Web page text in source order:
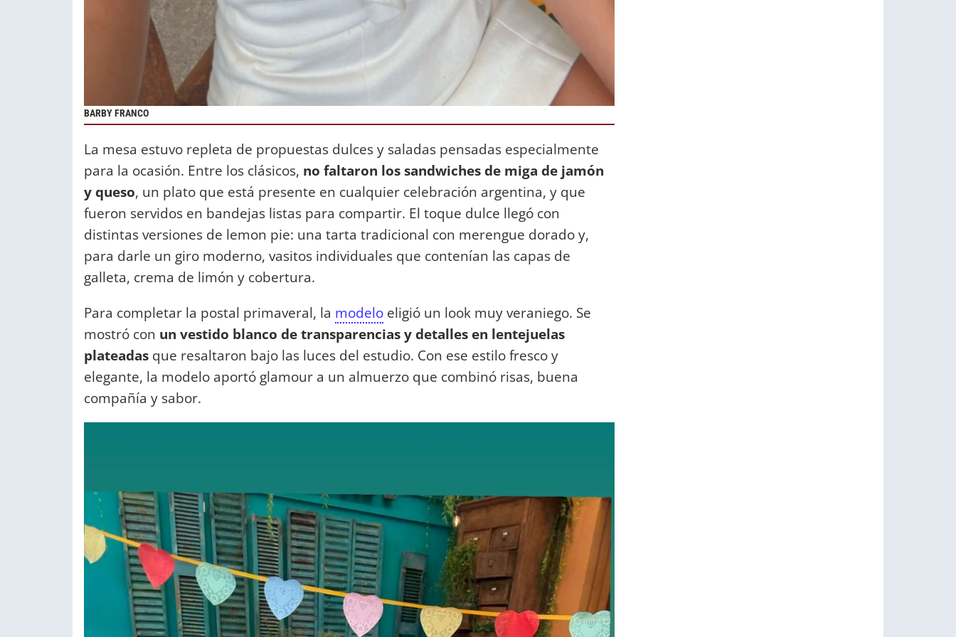
BARBY FRANCO
La mesa estuvo repleta de propuestas dulces y saladas pensadas especialmente
para la ocasión. Entre los clásicos, no faltaron los sandwiches de miga de jamón
y queso, un plato que está presente en cualquier celebración argentina, y que
fueron servidos en bandejas listas para compartir. El toque dulce llegó con
distintas versiones de lemon pie: una tarta tradicional con merengue dorado y,
para darle un giro moderno, vasitos individuales que contenían las capas de
galleta, crema de limón y cobertura.
Para completar la postal primaveral, la modelo eligió un look muy veraniego. Se
mostró con un vestido blanco de transparencias y detalles en lentejuelas
plateadas que resaltaron bajo las luces del estudio. Con ese estilo fresco y
elegante, la modelo aportó glamour a un almuerzo que combinó risas, buena
compañía y sabor.